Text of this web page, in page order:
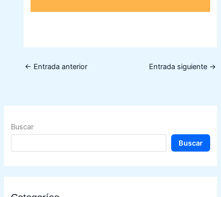
← Entrada anterior Entrada siguiente →
Buscar
Buscar